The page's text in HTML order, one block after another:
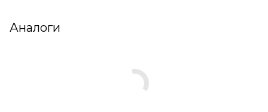
Аналоги